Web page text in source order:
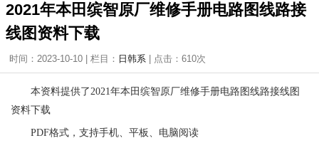
2021年本田缤智原厂维修手册电路图线路接
线图资料下载
时间：2023-10-10 | 栏目： 日韩系 | 点击： 610次
本资料提供了2021年本田缤智原厂维修手册电路图线路接线图
资料下载
PDF格式，支持手机、平板、电脑阅读